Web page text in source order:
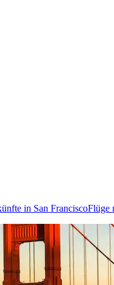
in San FranciscoFlüge